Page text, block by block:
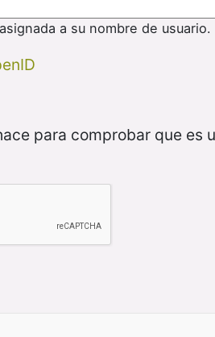
a su nombre de usuario.
para comprobar que